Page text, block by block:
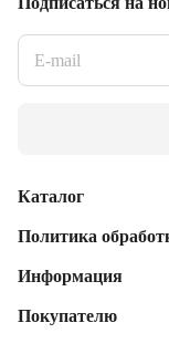
Каталог
Политика
Информация
Покупателю